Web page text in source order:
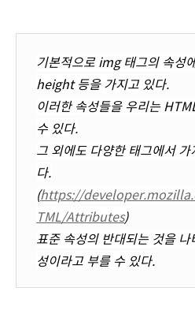
기본적으로 img 태그의 속
height 등을 가지고 있다.
이러한 속성들을 우리는
수 있다.
그 외에도 다양한 태그에서
다.
(https://
TML/Attributes)
표준 속성의 반대되는 것을
성이라고 부를 수 있다.